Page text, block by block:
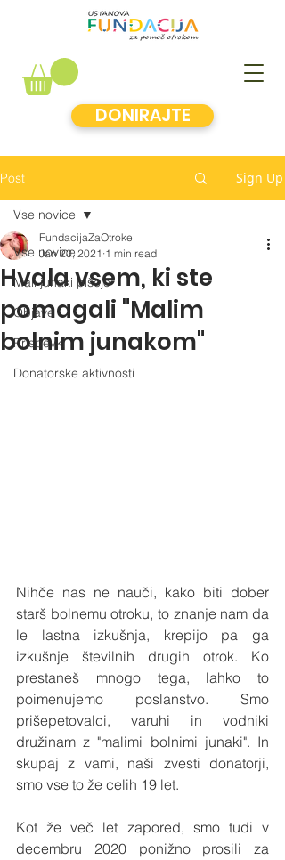
DONIRAJTE
Post Sign Up
Vse novice
Mali junaki pišejo
Objave
Prispevki
Donatorske aktivnosti
Vse novice
Hvala vsem, ki ste
pomagali "Malim
bolnim junakom"
FundacijaZaOtroke
Jan 20, 2021 1 min read
Nihče nas ne nauči, kako biti dober
starš bolnemu otroku, to znanje nam da
le lastna izkušnja, krepijo pa ga
izkušnje številnih drugih otrok. Ko
prestaneš mnogo tega, lahko to
poimenujemo poslanstvo. Smo
prišepetovalci, varuhi in vodniki
družinam z "malimi bolnimi junaki". In
skupaj z vami, naši zvesti donatorji,
smo vse to že celih 19 let.
Kot že več let zapored, smo tudi v
decembru 2020 ponižno prosili za